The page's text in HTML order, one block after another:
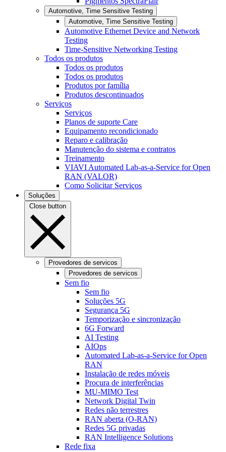
Automotive, Time Sensitive Testing
Automotive, Time Sensitive Testing
Automotive Ethernet Device and Network
Testing
Time-Sensitive Networking Testing
Todos os produtos
Todos os produtos
Todos os produtos
Produtos por família
Produtos descontinuados
Serviços
Serviços
Planos de suporte Care
Equipamento recondicionado
Reparo e calibração
Manutenção do sistema e contratos
Treinamento
VIAVI Automated Lab-as-a-Service for Open
RAN (VALOR)
Como Solicitar Serviços
Soluções
Close button
Provedores de servicos
Provedores de servicos
Sem fio
Sem fio
Soluções 5G
Segurança 5G
Temporização e sincronização
6G Forward
AI Testing
AIOps
Automated Lab-as-a-Service for Open
RAN
Instalação de redes móveis
Procura de interferências
MU-MIMO Test
Network Digital Twin
Redes não terrestres
RAN aberta (O-RAN)
Redes 5G privadas
RAN Intelligence Solutions
Rede fixa